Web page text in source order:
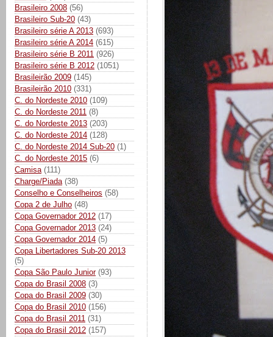
Brasileiro 2008 (56)
Brasileiro Sub-20 (43)
Brasileiro série A 2013 (693)
Brasileiro série A 2014 (615)
Brasileiro série B 2011 (926)
Brasileiro série B 2012 (1051)
Brasileirão 2009 (145)
Brasileirão 2010 (331)
C. do Nordeste 2010 (109)
C. do Nordeste 2011 (8)
C. do Nordeste 2013 (203)
C. do Nordeste 2014 (128)
C. do Nordeste 2014 Sub-20 (1)
C. do Nordeste 2015 (6)
Camisa (111)
Charge/Piada (38)
Conselho e Conselheiros (58)
Copa 2 de Julho (48)
Copa Governador 2012 (17)
Copa Governador 2013 (24)
Copa Governador 2014 (5)
Copa Libertadores Sub-20 2013
(5)
Copa São Paulo Junior (93)
Copa do Brasil 2008 (3)
Copa do Brasil 2009 (30)
Copa do Brasil 2010 (156)
Copa do Brasil 2011 (31)
Copa do Brasil 2012 (157)